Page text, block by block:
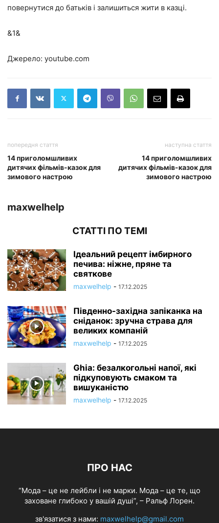
повернутися до батьків і залишиться жити в казці.
&1&
Джерело: youtube.com
попередня стаття
14 приголомшливих
дитячих фільмів-казок для
зимового настрою
наступна стаття
14 приголомшливих
дитячих фільмів-казок для
зимового настрою
maxwelhelp
СТАТТІ ПО ТЕМІ
Ідеальний рецепт імбирного
печива: ніжне, пряне та
святкове
maxwelhelp - 17.12.2025
Південно-західна запіканка на
сніданок: зручна страва для
великих компаній
maxwelhelp - 17.12.2025
Ghia: безалкогольні напої, які
підкуповують смаком та
вишуканістю
maxwelhelp - 17.12.2025
ПРО НАС
“Мода – це не лейбли і не марки. Мода – це те, що
заховане глибоко у вашій душі”, – Ральф Лорен.
зв'язатися з нами: maxwelhelp@gmail.com